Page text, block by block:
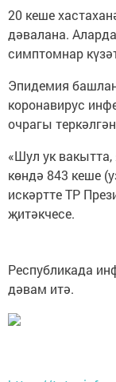
20 кеше
дәвалана.
симптомнар
Эпидемия
коронавирус
очрагы
«Шул ук вакытта,
көндә 843 кеше
искәртте ТР
җитәкчесе.
Республикада
дәвам итә.